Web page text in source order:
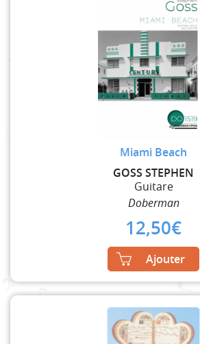
Miami Beach
GOSS STEPHEN
Guitare
Doberman
12,50€
Ajouter